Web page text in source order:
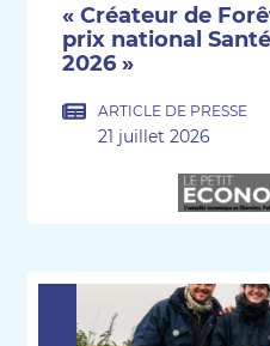
« Créateur de
prix national
2026 »
ARTICLE DE PRESSE
21 juillet 2026